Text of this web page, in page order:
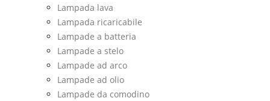
Lampada lava
Lampada ricaricabile
Lampade a batteria
Lampade a stelo
Lampade ad arco
Lampade ad olio
Lampade da comodino